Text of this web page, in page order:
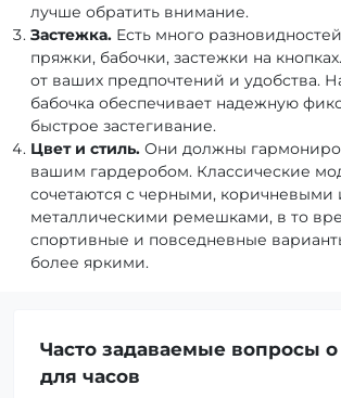
лучше обратить внимание.
Застежка. Есть много
пряжки, бабочки, застежки на
от ваших предпочтений и удобства.
бабочка обеспечивает надежную
быстрое застегивание.
Цвет и стиль. Они должны
вашим гардеробом. Классические
сочетаются с черными, коричневыми
металлическими ремешками, в то
спортивные и повседневные
более яркими.
Часто задаваемые вопросы
для часов